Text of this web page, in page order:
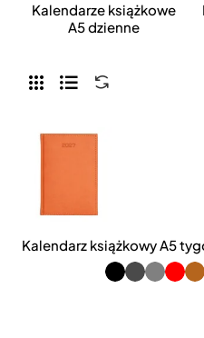
Kalendarze książkowe
A5 dzienne
Kalendarz książkowy A5